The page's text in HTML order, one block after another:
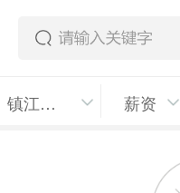
镇江高新区 薪资